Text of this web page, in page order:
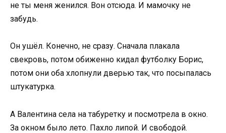
не ты меня женился. Вон отсюда. И мамочку не
забудь.
Он ушёл. Конечно, не сразу. Сначала плакала
свекровь, потом обиженно кидал футболку Борис,
потом они оба хлопнули дверью так, что посыпалась
штукатурка.
А Валентина села на табуретку и посмотрела в окно.
За окном было лето. Пахло липой. И свободой.